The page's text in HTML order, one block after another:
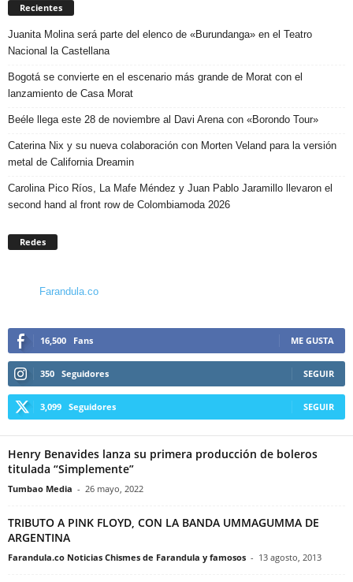
Recientes
Juanita Molina será parte del elenco de «Burundanga» en el Teatro
Nacional la Castellana
Bogotá se convierte en el escenario más grande de Morat con el
lanzamiento de Casa Morat
Beéle llega este 28 de noviembre al Davi Arena con «Borondo Tour»
Caterina Nix y su nueva colaboración con Morten Veland para la versión
metal de California Dreamin
Carolina Pico Ríos, La Mafe Méndez y Juan Pablo Jaramillo llevaron el
second hand al front row de Colombiamoda 2026
Redes
Farandula.co
16,500 Fans ME GUSTA
350 Seguidores SEGUIR
3,099 Seguidores SEGUIR
Henry Benavides lanza su primera producción de boleros
titulada “Simplemente”
Tumbao Media - 26 mayo, 2022
TRIBUTO A PINK FLOYD, CON LA BANDA UMMAGUMMA DE
ARGENTINA
Farandula.co Noticias Chismes de Farandula y famosos - 13 agosto, 2013